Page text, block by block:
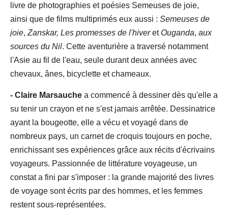
livre de photographies et poésies Semeuses de joie,
ainsi que de films multiprimés eux aussi : Semeuses de
joie, Zanskar, Les promesses de l'hiveret Ouganda, aux
sources du Nil. Cette aventurière a traversé notamment
l'Asie au fil de l'eau, seule durant deux années avec
chevaux, ânes, bicyclette et chameaux.
- Claire Marsauche a commencé à dessiner dès qu'elle a
su tenir un crayon et ne s'est jamais arrêtée. Dessinatrice
ayant la bougeotte, elle a vécu et voyagé dans de
nombreux pays, un carnet de croquis toujours en poche,
enrichissant ses expériences grâce aux récits d'écrivains
voyageurs. Passionnée de littérature voyageuse, un
constat a fini par s'imposer : la grande majorité des livres
de voyage sont écrits par des hommes, et les femmes
restent sous-représentées.